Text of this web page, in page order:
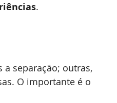
.
separação; outras,
O importante é o